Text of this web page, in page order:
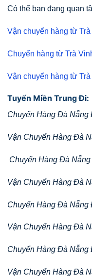
Có thể bạn đang quan
Vận chuyển hàng từ
Chuyển hàng từ Trà
Vận chuyển hàng từ
Tuyến Miền Trung Đi:
Chuyển Hàng Đà Nẵng
Vận Chuyển Hàng Đà
Chuyển Hàng Đà
Vận Chuyển Hàng Đà
Chuyển Hàng Đà
Vận Chuyển Hàng Đà
Chuyển Hàng Đà Nẵng
Vận Chuyển Hàng Đà